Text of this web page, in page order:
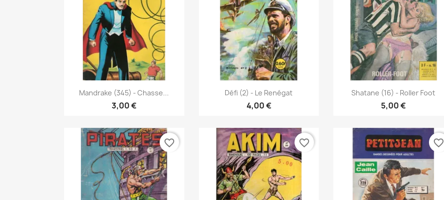
Vista rápida
Mandrake (345) - Chasse...
3,00 €
Vista rápida
Défi (2) - Le Renégat
4,00 €
Vista rápida
Shatane (16) - Roller Foot
5,00 €
favorite_border favorite_border favorite_border